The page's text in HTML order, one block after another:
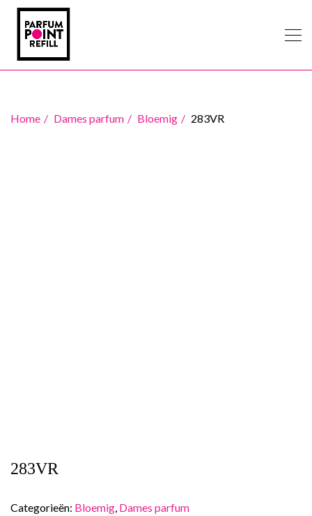
Home Dames parfum Bloemig 283VR
283VR
Categorieën: Bloemig, Dames parfum